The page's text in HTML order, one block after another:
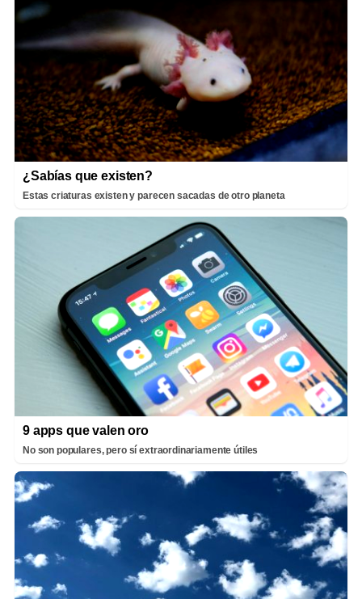
¿Sabías que existen?
Estas criaturas existen y parecen sacadas de otro planeta
9 apps que valen oro
No son populares, pero sí extraordinariamente útiles